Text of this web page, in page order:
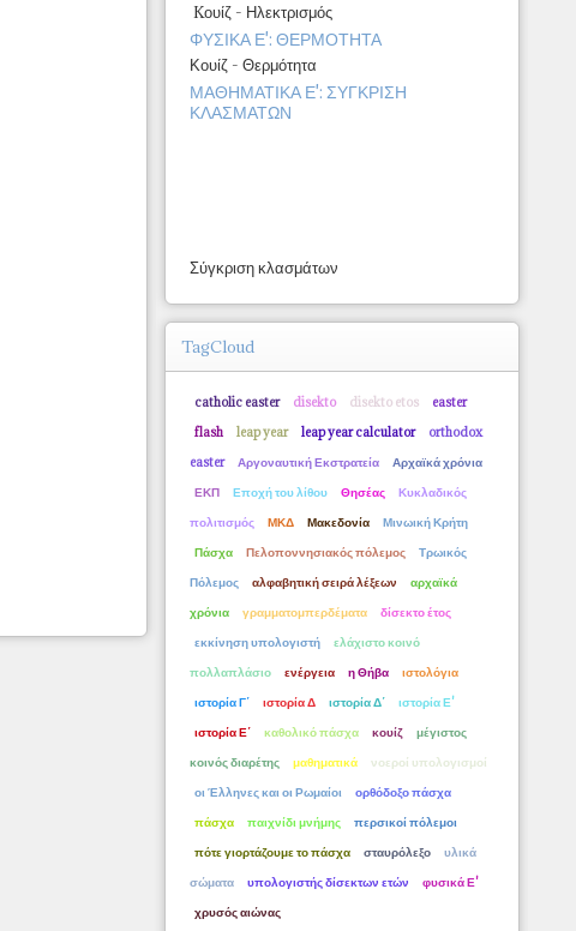
Kουίζ - Ηλεκτρισμός
ΦΥΣΙΚΑ Ε': ΘΕΡΜΟΤΗΤΑ
Κουίζ - Θερμότητα
ΜΑΘΗΜΑΤΙΚΑ Ε': ΣΥΓΚΡΙΣΗ
ΚΛΑΣΜΑΤΩΝ
Σύγκριση κλασμάτων
TagCloud
catholic easter disekto disekto etos
easter
flash
leap year leap year calculator
orthodox
easter
Αργοναυτική Εκστρατεία
Αρχαϊκά χρόνια
ΕΚΠ
Εποχή του λίθου Θησέας
Κυκλαδικός
πολιτισμός
ΜΚΔ Μακεδονία
Μινωική Κρήτη
Πάσχα
Πελοποννησιακός πόλεμος
Τρωικός
Πόλεμος
αλφαβητική σειρά λέξεων
αρχαϊκά
χρόνια
γραμματομπερδέματα
δίσεκτο έτος
εκκίνηση υπολογιστή
ελάχιστο κοινό
πολλαπλάσιο
ενέργεια η Θήβα
ιστολόγια
ιστορία Γ΄
ιστορία Δ ιστορία Δ΄
ιστορία Ε'
ιστορία Ε΄
καθολικό πάσχα κουίζ
μέγιστος
κοινός διαρέτης
μαθηματικά
νοεροί υπολογισμοί
οι Έλληνες και οι Ρωμαίοι
ορθόδοξο πάσχα
πάσχα
παιχνίδι μνήμης
περσικοί πόλεμοι
πότε γιορτάζουμε το πάσχα
σταυρόλεξο
υλικά
σώματα
υπολογιστής δίσεκτων ετών
φυσικά Ε'
χρυσός αιώνας